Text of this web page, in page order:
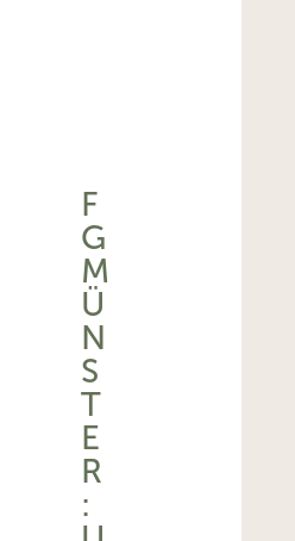
F
G
M
Ü
N
S
T
E
R
: